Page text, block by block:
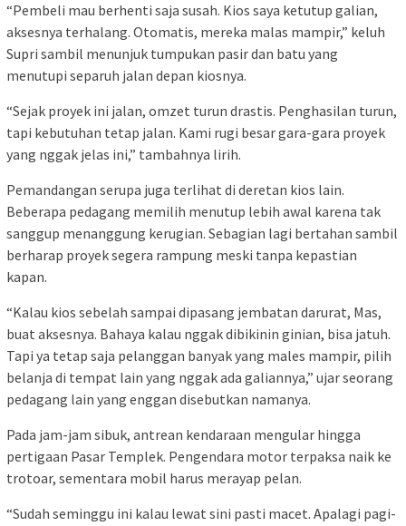
“Pembeli mau berhenti saja susah. Kios saya ketutup galian,
aksesnya terhalang. Otomatis, mereka malas mampir,” keluh
Supri sambil menunjuk tumpukan pasir dan batu yang
menutupi separuh jalan depan kiosnya.
“Sejak proyek ini jalan, omzet turun drastis. Penghasilan turun,
tapi kebutuhan tetap jalan. Kami rugi besar gara-gara proyek
yang nggak jelas ini,” tambahnya lirih.
Pemandangan serupa juga terlihat di deretan kios lain.
Beberapa pedagang memilih menutup lebih awal karena tak
sanggup menanggung kerugian. Sebagian lagi bertahan sambil
berharap proyek segera rampung meski tanpa kepastian
kapan.
“Kalau kios sebelah sampai dipasang jembatan darurat, Mas,
buat aksesnya. Bahaya kalau nggak dibikinin ginian, bisa jatuh.
Tapi ya tetap saja pelanggan banyak yang males mampir, pilih
belanja di tempat lain yang nggak ada galiannya,” ujar seorang
pedagang lain yang enggan disebutkan namanya.
Pada jam-jam sibuk, antrean kendaraan mengular hingga
pertigaan Pasar Templek. Pengendara motor terpaksa naik ke
trotoar, sementara mobil harus merayap pelan.
“Sudah seminggu ini kalau lewat sini pasti macet. Apalagi pagi-